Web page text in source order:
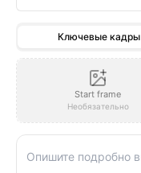
Ключевые кадры
Start frame
Необязательно